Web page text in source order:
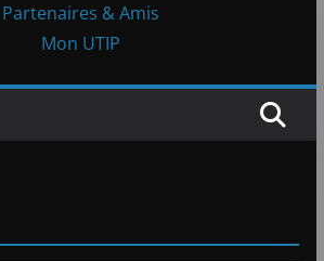
Partenaires & Amis
Mon UTIP